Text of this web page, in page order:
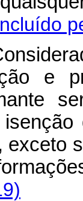
e
exceto